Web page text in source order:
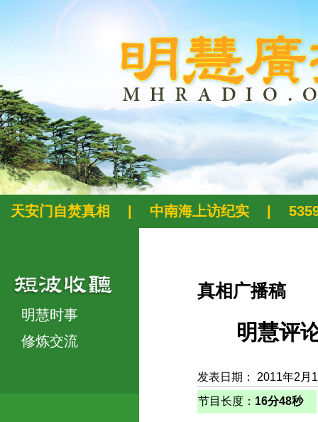
天安门自焚真相 中南海上访纪实
明慧时事
修炼交流
真相广播稿
明慧评
发表日期： 2011年2月
节目长度： 16分48秒